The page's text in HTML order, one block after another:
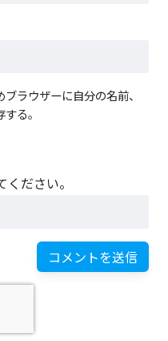
ラウザーに自分の名前、
る。
ださい。